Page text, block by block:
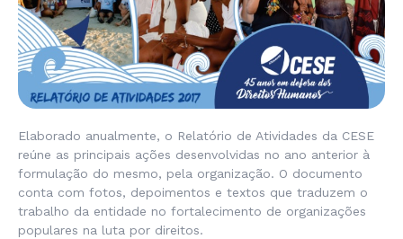
Elaborado anualmente, o Relatório de Atividades da CESE
reúne as principais ações desenvolvidas no ano anterior à
formulação do mesmo, pela organização. O documento
conta com fotos, depoimentos e textos que traduzem o
trabalho da entidade no fortalecimento de organizações
populares na luta por direitos.